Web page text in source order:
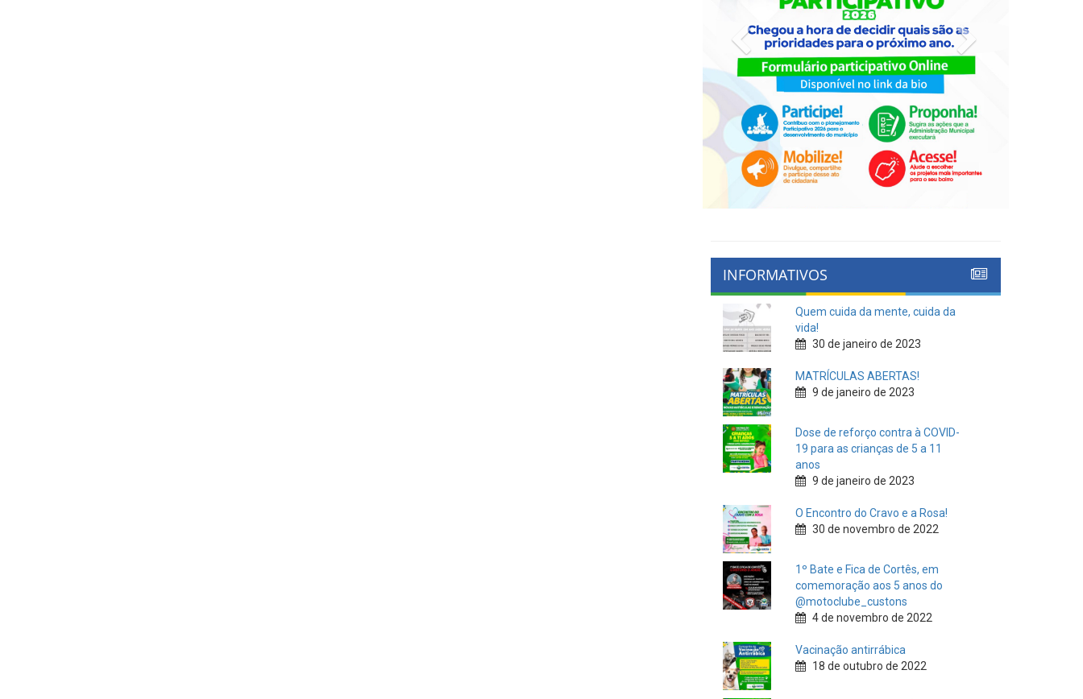
Previous
INFORMATIVOS
Quem cuida da mente, cuida da
vida!
30 de janeiro de 2023
MATRÍCULAS ABERTAS!
9 de janeiro de 2023
Dose de reforço contra à COVID-
19 para as crianças de 5 a 11
anos
9 de janeiro de 2023
O Encontro do Cravo e a Rosa!
30 de novembro de 2022
1º Bate e Fica de Cortês, em
comemoração aos 5 anos do
@motoclube_custons
4 de novembro de 2022
Vacinação antirrábica
18 de outubro de 2022